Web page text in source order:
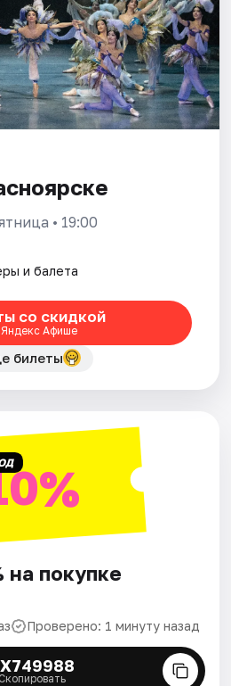
• 19:00
и балета
со скидкой
Яндекс Афише
билеты
на покупке
Проверено: 1 минуту назад
Скопировать